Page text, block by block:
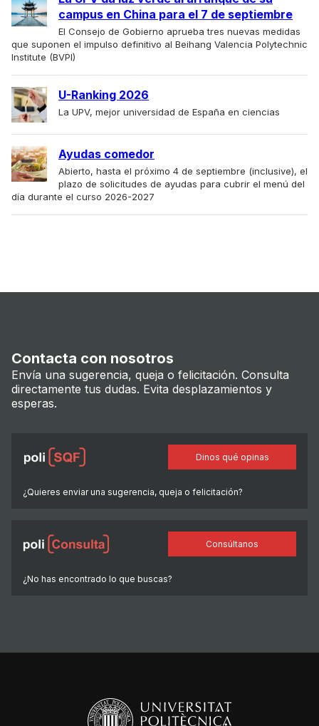
campus en China para el 7 de septiembre
El Consejo de Gobierno aprueba tres nuevas medidas
que suponen el impulso definitivo al Beihang Valencia Polytechnic
Institute (BVPI)
U-Ranking 2026
La UPV, mejor universidad de España en ciencias
Ayudas comedor
Abierto, hasta el próximo 4 de septiembre (inclusive), el
plazo de solicitudes de ayudas para cubrir el menú del
día durante el curso 2026-2027
Contacta con nosotros
Envía una sugerencia, queja o felicitación. Consulta
directamente tus dudas. Evita desplazamientos y
esperas.
¿Quieres enviar una sugerencia, queja o felicitación?
Dinos qué opinas
¿No has encontrado lo que buscas?
Consúltanos